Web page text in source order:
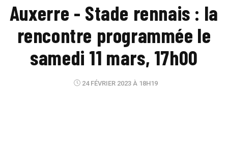
Auxerre - Stade rennais : la
rencontre programmée le
samedi 11 mars, 17h00
24 FÉVRIER 2023 À 18H19